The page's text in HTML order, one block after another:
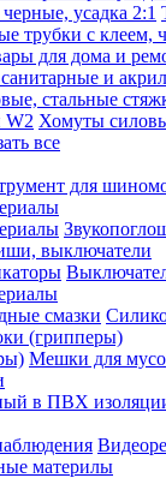
усадка 2:1
трубки с клеем,
для дома и
и
стальные
W2 Хомуты
все
для
выключатели
смазки
(грипперы)
Мешки для
в ПВХ
материлы